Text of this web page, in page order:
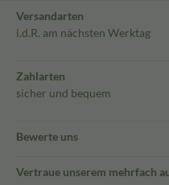
Versandarten
i.d.R. am nächsten Werktag
Zahlarten
sicher und bequem
Bewerte uns
Vertraue unserem mehrfach